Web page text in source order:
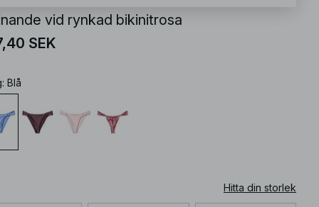
vid rynkad bikinitrosa
SEK
: Blå
Hitta din storlek